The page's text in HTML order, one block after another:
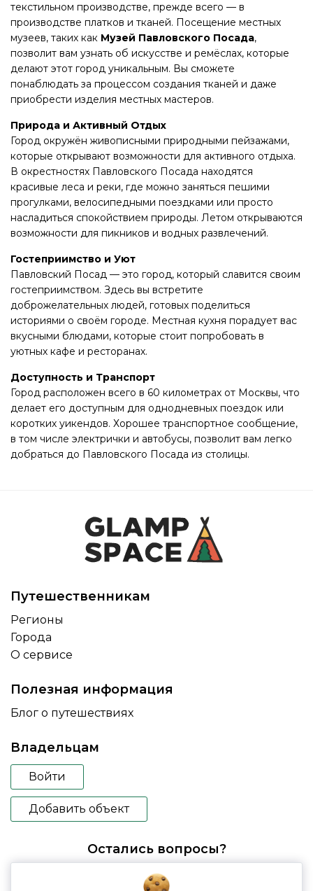
текстильном производстве, прежде всего — в
производстве платков и тканей. Посещение местных
музеев, таких как Музей Павловского Посада,
позволит вам узнать об искусстве и ремёслах, которые
делают этот город уникальным. Вы сможете
понаблюдать за процессом создания тканей и даже
приобрести изделия местных мастеров.
Природа и Активный Отдых
Город окружён живописными природными пейзажами,
которые открывают возможности для активного отдыха.
В окрестностях Павловского Посада находятся
красивые леса и реки, где можно заняться пешими
прогулками, велосипедными поездками или просто
насладиться спокойствием природы. Летом открываются
возможности для пикников и водных развлечений.
Гостеприимство и Уют
Павловский Посад — это город, который славится своим
гостеприимством. Здесь вы встретите
доброжелательных людей, готовых поделиться
историями о своём городе. Местная кухня порадует вас
вкусными блюдами, которые стоит попробовать в
уютных кафе и ресторанах.
Доступность и Транспорт
Город расположен всего в 60 километрах от Москвы, что
делает его доступным для однодневных поездок или
коротких уикендов. Хорошее транспортное сообщение,
в том числе электрички и автобусы, позволит вам легко
добраться до Павловского Посада из столицы.
Путешественникам
Регионы
Города
О сервисе
Полезная информация
Блог о путешествиях
Владельцам
Войти
Добавить объект
Остались вопросы?